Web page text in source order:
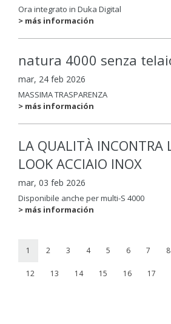
Ora integrato in Duka Digital
> más información
natura 4000 senza
mar, 24 feb 2026
MASSIMA TRASPARENZA
> más información
LA QUALITÀ INCONTRA
LOOK ACCIAIO INOX
mar, 03 feb 2026
Disponibile anche per multi-S 4000
> más información
1 2 3 4 5 6 7 8
12 13 14 15 16 17